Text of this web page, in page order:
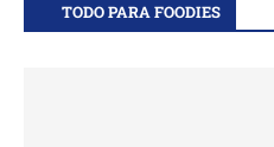
TODO PARA FOODIES